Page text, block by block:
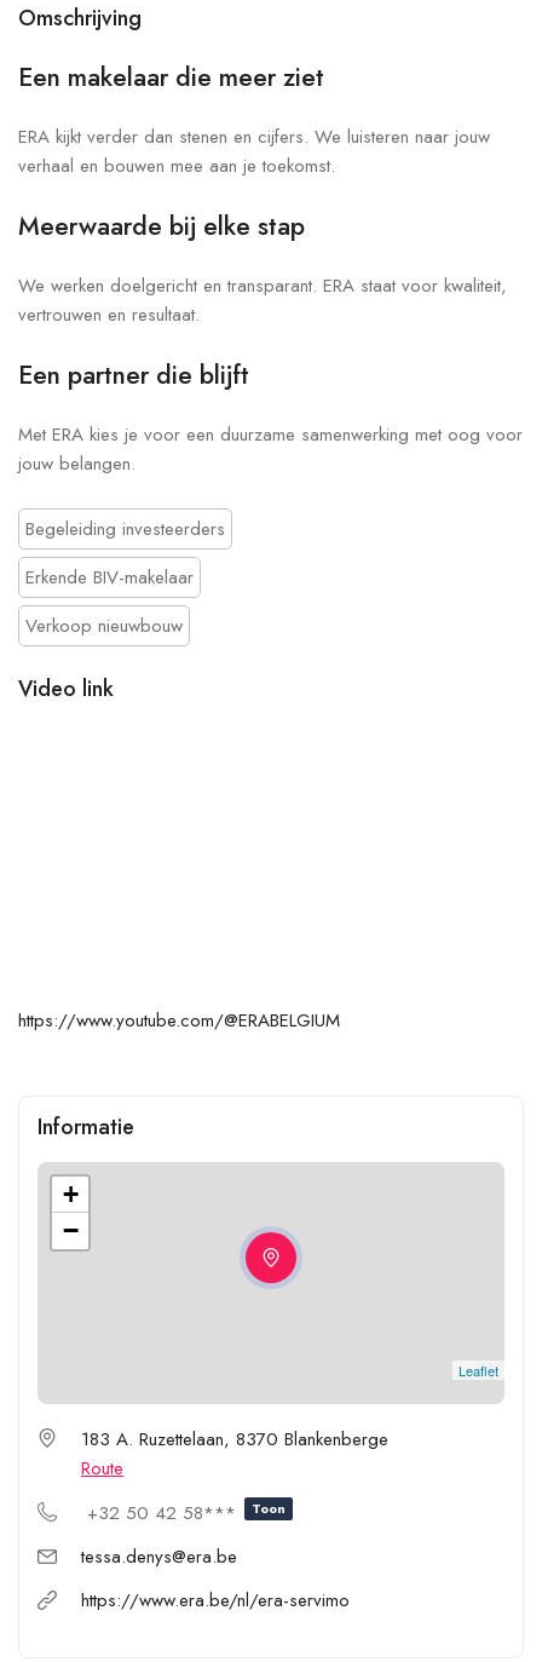
Omschrijving
Een makelaar die meer ziet
ERA kijkt verder dan stenen en cijfers. We luisteren naar jouw
verhaal en bouwen mee aan je toekomst.
Meerwaarde bij elke stap
We werken doelgericht en transparant. ERA staat voor kwaliteit,
vertrouwen en resultaat.
Een partner die blijft
Met ERA kies je voor een duurzame samenwerking met oog voor
jouw belangen.
Begeleiding investeerders
Erkende BIV-makelaar
Verkoop nieuwbouw
Video link
https://www.youtube.com/@ERABELGIUM
Informatie
+
−
Leaflet
183 A. Ruzettelaan, 8370 Blankenberge
Route
+32 50 42 58***
Toon
tessa.denys@era.be
https://www.era.be/nl/era-servimo